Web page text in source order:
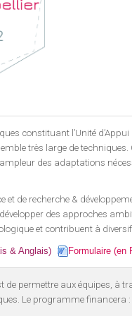
constituant l’Unité
très large de
des adaptations
et de recherche &
des approches
et contribuent à
& Anglais) Formulaire (en
de permettre aux équipes, à
Le programme financera :